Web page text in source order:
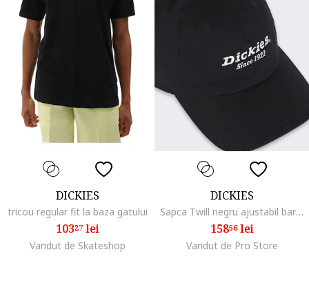
DICKIES
tricou regular fit la baza gatului
10327lei
Vandut de Skateshop
DICKIES
Sapca Twill negru ajustabil barbati
15856lei
Vandut de Pro Store